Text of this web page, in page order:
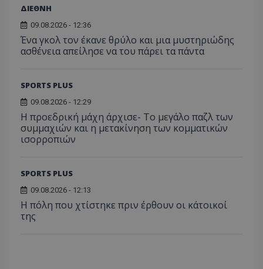
ΔΙΕΘΝΗ
09.08.2026 - 12:36
Ένα γκολ τον έκανε θρύλο και μια μυστηριώδης
ασθένεια απείλησε να του πάρει τα πάντα
SPORTS PLUS
09.08.2026 - 12:29
Η προεδρική μάχη άρχισε- Το μεγάλο παζλ των
συμμαχιών και η μετακίνηση των κομματικών
ισορροπιών
SPORTS PLUS
09.08.2026 - 12:13
Η πόλη που χτίστηκε πριν έρθουν οι κάτοικοί
της